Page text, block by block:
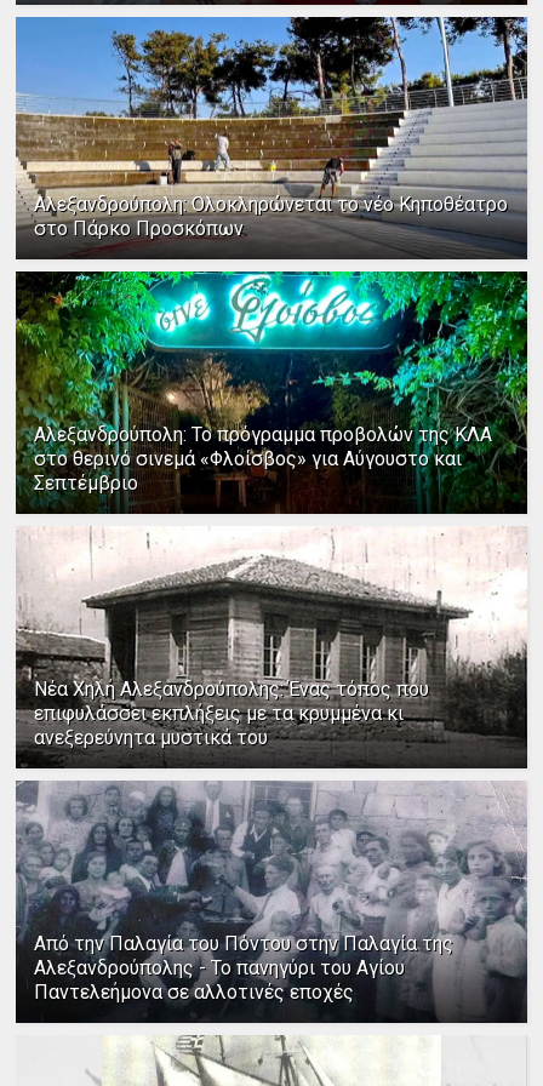
Αλεξανδρούπολη: Ολοκληρώνεται το νέο Κηποθέατρο
στο Πάρκο Προσκόπων
Αλεξανδρούπολη: Το πρόγραμμα προβολών της ΚΛΑ
στο θερινό σινεμά «Φλοίσβος» για Αύγουστο και
Σεπτέμβριο
Νέα Χηλή Αλεξανδρούπολης: Ένας τόπος που
επιφυλάσσει εκπλήξεις με τα κρυμμένα κι
ανεξερεύνητα μυστικά του
Από την Παλαγία του Πόντου στην Παλαγία της
Αλεξανδρούπολης - Το πανηγύρι του Αγίου
Παντελεήμονα σε αλλοτινές εποχές